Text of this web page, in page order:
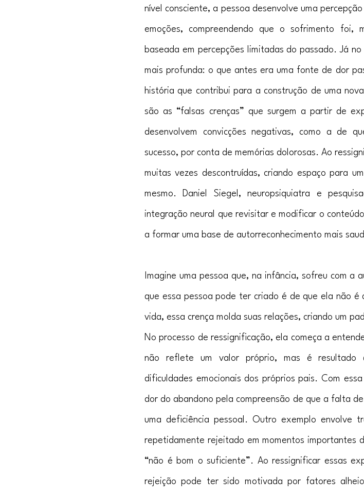
nível consciente, a pessoa desenvolve uma
emoções, compreendendo que o sofrimento foi,
baseada em percepções limitadas do passado. Já
mais profunda: o que antes era uma fonte de dor
história que contribui para a construção de uma
são as “falsas crenças” que surgem a partir de
desenvolvem convicções negativas, como a de
sucesso, por conta de memórias dolorosas. Ao
muitas vezes descontruídas, criando espaço para
mesmo. Daniel Siegel, neuropsiquiatra e
integração neural que revisitar e modificar o
a formar uma base de autorreconhecimento mais
Imagine uma pessoa que, na infância, sofreu com a
que essa pessoa pode ter criado é de que ela não
vida, essa crença molda suas relações, criando um
No processo de ressignificação, ela começa a
não reflete um valor próprio, mas é resultado
dificuldades emocionais dos próprios pais. Com
dor do abandono pela compreensão de que a falta
uma deficiência pessoal. Outro exemplo envolve
repetidamente rejeitado em momentos importantes
“não é bom o suficiente”. Ao ressignificar essas
rejeição pode ter sido motivada por fatores